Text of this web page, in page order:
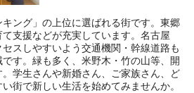
ング」の上位に選ばれる街です。東郷
支援などが充実しています。名古屋
スしやすいよう交通機関・幹線道路も
す。緑も多く、米野木・竹の山等、開
学生さんや新婚さん、ご家族さん、ど
街で新しい生活を始めてみませんか。